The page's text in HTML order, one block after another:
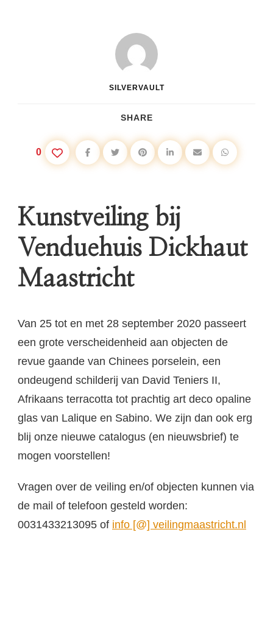
SILVERVAULT
SHARE
0
Kunstveiling bij
Venduehuis Dickhaut
Maastricht
Van 25 tot en met 28 september 2020 passeert
een grote verscheidenheid aan objecten de
revue gaande van Chinees porselein, een
ondeugend schilderij van David Teniers II,
Afrikaans terracotta tot prachtig art deco opaline
glas van Lalique en Sabino. We zijn dan ook erg
blij onze nieuwe catalogus (en nieuwsbrief) te
mogen voorstellen!
Vragen over de veiling en/of objecten kunnen via
de mail of telefoon gesteld worden:
0031433213095 of info [@] veilingmaastricht.nl